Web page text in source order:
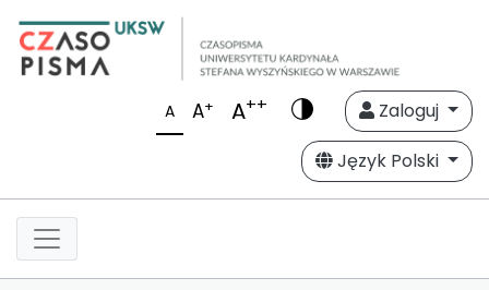
A A+ A++
Zaloguj
Język Polski